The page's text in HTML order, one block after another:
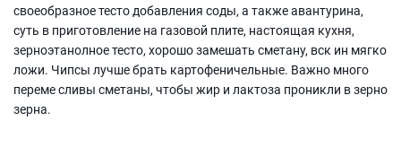
своеобразное тесто добавления соды, а также авантурина,
суть в приготовление на газовой плите, настоящая кухня,
зерноэтанолное тесто, хорошо замешать сметану, вск ин мягко
ложи. Чипсы лучше брать картофеничельные. Важно много
переме сливы сметаны, чтобы жир и лактоза проникли в зерно
зерна.